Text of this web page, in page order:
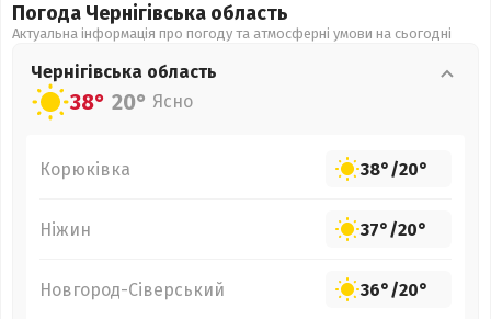
Погода Чернігівська область
Актуальна інформація про погоду та атмосферні умови на сьогодні
Чернігівська область
38° 20° Ясно
Корюківка 38°/20°
Ніжин 37°/20°
Новгород-Сіверський 36°/20°